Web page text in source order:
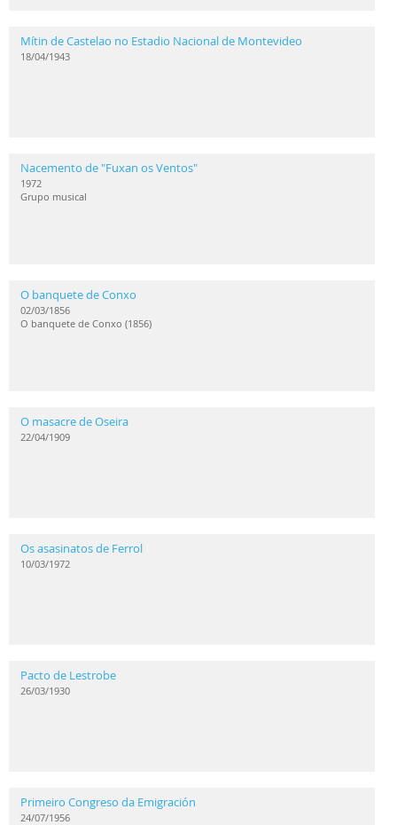
Mítin de Castelao no Estadio Nacional de Montevideo
18/04/1943
Nacemento de "Fuxan os Ventos"
1972
Grupo musical
O banquete de Conxo
02/03/1856
O banquete de Conxo (1856)
O masacre de Oseira
22/04/1909
Os asasinatos de Ferrol
10/03/1972
Pacto de Lestrobe
26/03/1930
Primeiro Congreso da Emigración
24/07/1956